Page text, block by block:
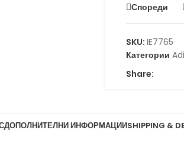
Спореди
SKU: IE7765
Категории
Share:
ДОПОЛНИТЕЛНИ ИНФОРМАЦИИSHIPPING &